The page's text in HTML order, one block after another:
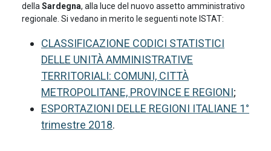
dellaSardegna, alla luce del nuovo assetto amministrativo
regionale. Si vedano in merito le seguenti note ISTAT:
CLASSIFICAZIONE CODICI STATISTICI
DELLE UNITÀ AMMINISTRATIVE
TERRITORIALI: COMUNI, CITTÀ
METROPOLITANE, PROVINCE E REGIONI;
ESPORTAZIONI DELLE REGIONI ITALIANE 1°
trimestre 2018.